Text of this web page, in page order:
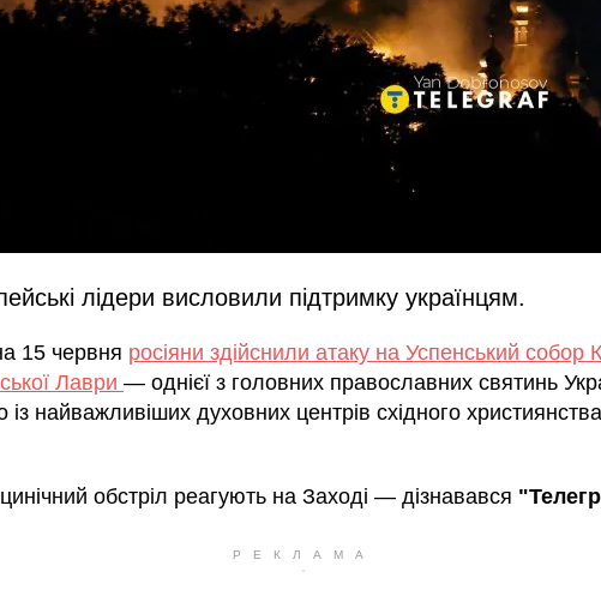
лідери висловили підтримку українцям.
15 червня росіяни здійснили атаку на Успенський собор
Лаври — однієї з головних православних святинь
із найважливіших духовних центрів східного
обстріл реагують на Заході — дізнавався